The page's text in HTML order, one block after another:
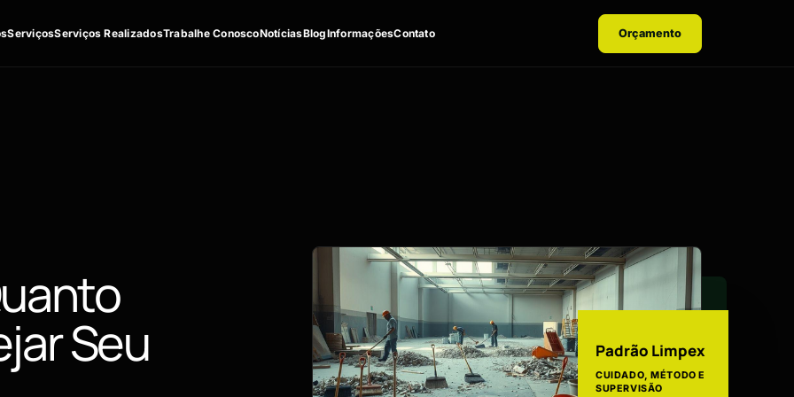
ServiçosServiços RealizadosTrabalhe ConoscoNotíciasBlogInformaçõesContato Orçamento
Seu Padrão Limpex
CUIDADO, MÉTODO E
SUPERVISÃO